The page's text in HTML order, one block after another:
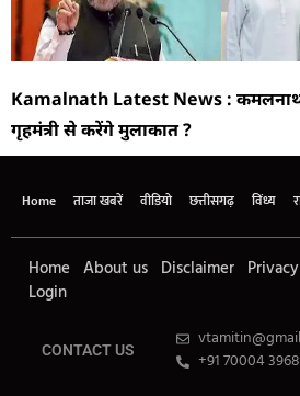
Kamalnath Latest News :
गृहमंत्री से करेंगे मुलाकात ?
Home ताजा खबरें वीडियो छत्तीसगढ़ विंध्य
Home About us Disclaimer
Login
CONTACT US
+91 70004